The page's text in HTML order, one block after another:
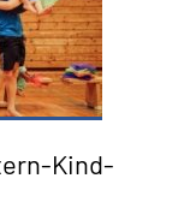
Kind-